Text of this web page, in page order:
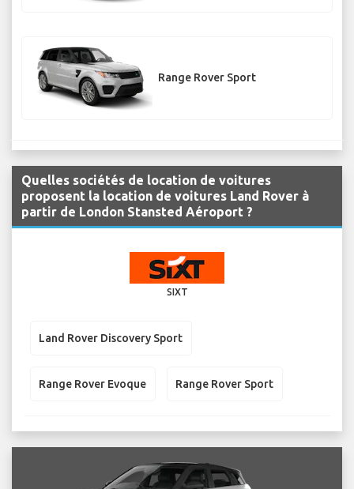
Range Rover Sport
Quelles sociétés de location de voitures
proposent la location de voitures Land Rover à
partir de London Stansted Aéroport ?
SIXT
Land Rover Discovery Sport
Range Rover Evoque Range Rover Sport